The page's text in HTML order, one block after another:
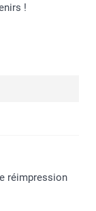
!
réimpression